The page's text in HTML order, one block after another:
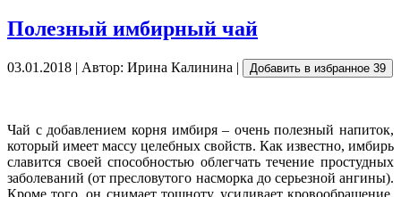
Полезный имбирный чай
03.01.2018 | Автор: Ирина Калинина | Добавить в избранное 39
Чай с добавлением корня имбиря – очень полезный напиток,
который имеет массу целебных свойств. Как известно, имбирь
славится своей способностью облегчать течение простудных
заболеваний (от пресловутого насморка до серьезной ангины).